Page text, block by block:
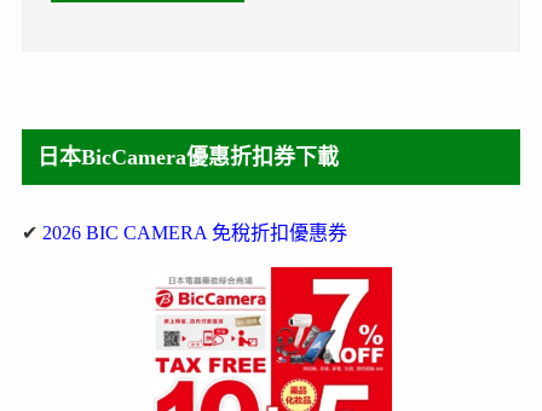
日本BicCamera優惠折扣券下載
✔ 2026 BIC CAMERA 免稅折扣優惠券